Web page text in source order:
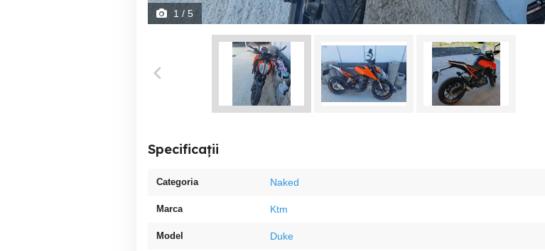
1 / 5
Specificații
Categoria Naked
Marca Ktm
Model Duke